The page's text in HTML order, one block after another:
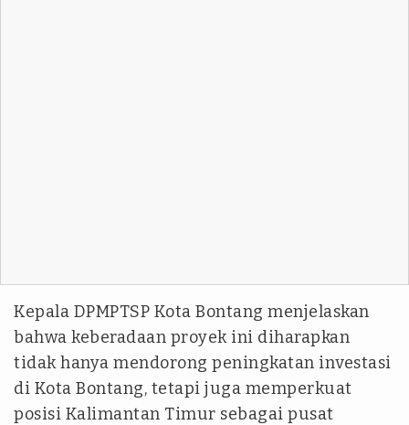
Kepala DPMPTSP Kota Bontang menjelaskan
bahwa keberadaan proyek ini diharapkan
tidak hanya mendorong peningkatan investasi
di Kota Bontang, tetapi juga memperkuat
posisi Kalimantan Timur sebagai pusat